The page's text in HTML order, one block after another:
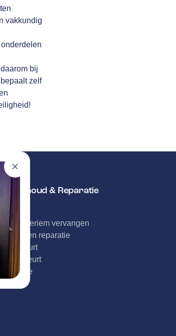
vakkundig
bij
zelf
Onderhoud & Reparatie
APK
Distributieriem vervangen
Schade en reparatie
Grote beurt
Kleine beurt
Diagnose